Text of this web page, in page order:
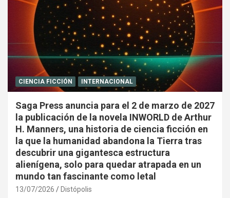
CIENCIA FICCIÓN INTERNACIONAL
Saga Press anuncia para el 2 de marzo de 2027
la publicación de la novela INWORLD de Arthur
H. Manners, una historia de ciencia ficción en
la que la humanidad abandona la Tierra tras
descubrir una gigantesca estructura
alienígena, solo para quedar atrapada en un
mundo tan fascinante como letal
13/07/2026 Distópolis